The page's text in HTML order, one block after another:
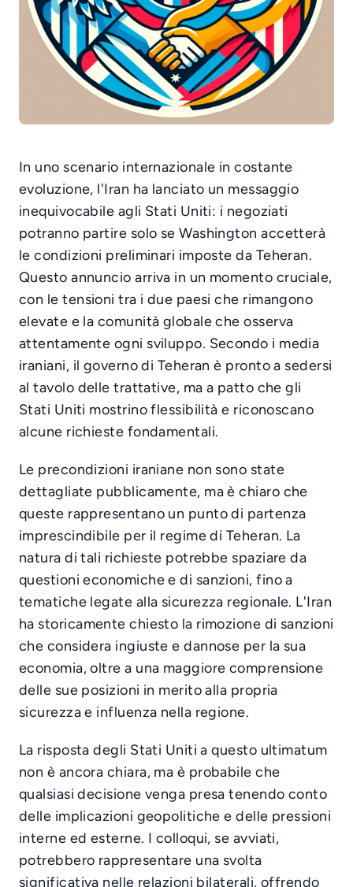
In uno scenario internazionale in costante
evoluzione, l'Iran ha lanciato un messaggio
inequivocabile agli Stati Uniti: i negoziati
potranno partire solo se Washington accetterà
le condizioni preliminari imposte da Teheran.
Questo annuncio arriva in un momento cruciale,
con le tensioni tra i due paesi che rimangono
elevate e la comunità globale che osserva
attentamente ogni sviluppo. Secondo i media
iraniani, il governo di Teheran è pronto a sedersi
al tavolo delle trattative, ma a patto che gli
Stati Uniti mostrino flessibilità e riconoscano
alcune richieste fondamentali.
Le precondizioni iraniane non sono state
dettagliate pubblicamente, ma è chiaro che
queste rappresentano un punto di partenza
imprescindibile per il regime di Teheran. La
natura di tali richieste potrebbe spaziare da
questioni economiche e di sanzioni, fino a
tematiche legate alla sicurezza regionale. L'Iran
ha storicamente chiesto la rimozione di sanzioni
che considera ingiuste e dannose per la sua
economia, oltre a una maggiore comprensione
delle sue posizioni in merito alla propria
sicurezza e influenza nella regione.
La risposta degli Stati Uniti a questo ultimatum
non è ancora chiara, ma è probabile che
qualsiasi decisione venga presa tenendo conto
delle implicazioni geopolitiche e delle pressioni
interne ed esterne. I colloqui, se avviati,
potrebbero rappresentare una svolta
significativa nelle relazioni bilaterali, offrendo